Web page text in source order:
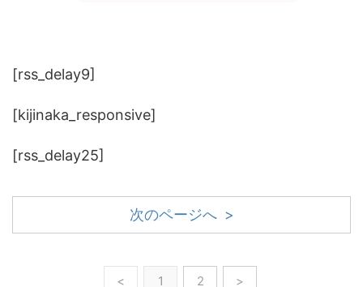
[rss_delay9]
[kijinaka_responsive]
[rss_delay25]
次のページへ >
< 1 2 >